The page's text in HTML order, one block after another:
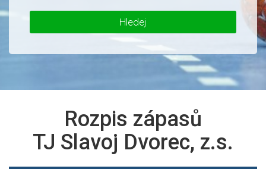
Rozpis zápasů
TJ Slavoj Dvorec, z.s.